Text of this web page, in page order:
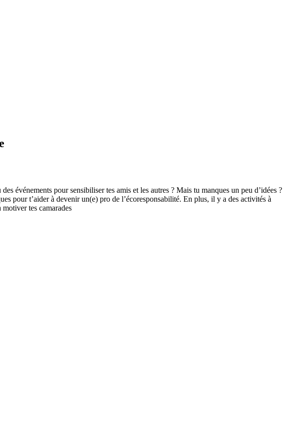
événements pour sensibiliser tes amis et les autres ? Mais tu manques un peu d’idées ?
pour t’aider à devenir un(e) pro de l’écoresponsabilité. En plus, il y a des activités à
tes camarades